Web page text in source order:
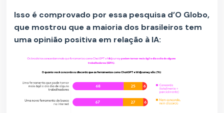
Isso é comprovado por essa pesquisa d’O Globo,
que mostrou que a maioria dos brasileiros tem
uma opinião positiva em relação à IA: